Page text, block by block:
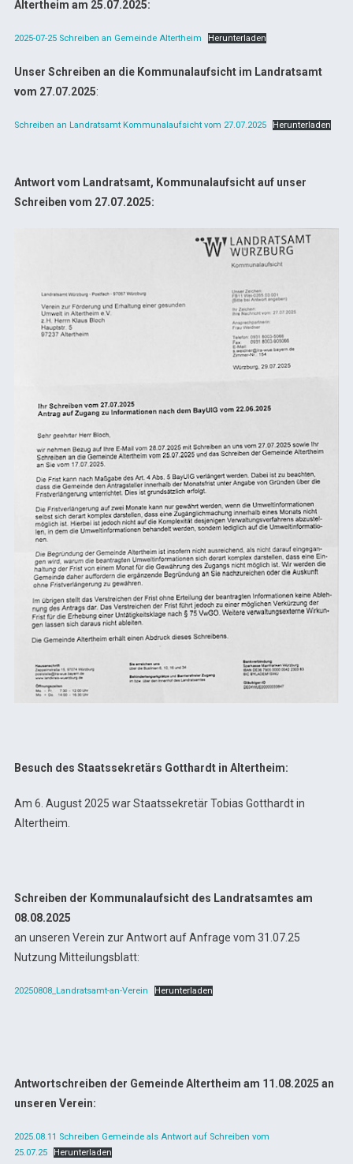
Altertheim am 25.07.2025:
2025-07-25 Schreiben an Gemeinde Altertheim Herunterladen
Unser Schreiben an die Kommunalaufsichtim Landratsamt
vom 27.07.2025:
Schreiben an Landratsamt Kommunalaufsicht vom 27.07.2025 Herunterladen
Antwort vom Landratsamt, Kommunalaufsicht auf unser
Schreiben vom 27.07.2025:
Besuch des Staatssekretärs Gotthardt in Altertheim:
Am 6. August 2025 war Staatssekretär Tobias Gotthardt in
Altertheim.
Schreiben der Kommunalaufsicht des Landratsamtes am
08.08.2025
an unseren Verein zur Antwort auf Anfrage vom 31.07.25
Nutzung Mitteilungsblatt:
20250808_Landratsamt-an-Verein Herunterladen
Antwortschreiben der Gemeinde Altertheim am 11.08.2025 an
unseren Verein:
2025.08.11 Schreiben Gemeinde als Antwort auf Schreiben vom
25.07.25
Herunterladen